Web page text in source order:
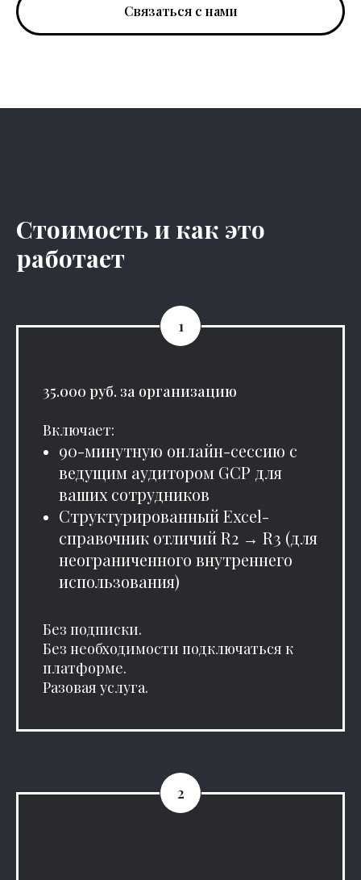
Связаться с нами
Стоимость и как это
работает
35.000 руб. за организацию
Включает:
90-минутную онлайн-сессию с
ведущим аудитором GCP для
ваших сотрудников
Структурированный Excel-
справочник отличий R2 → R3 (для
неограниченного внутреннего
использования)
Без подписки.
Без необходимости подключаться к
платформе.
Разовая услуга.